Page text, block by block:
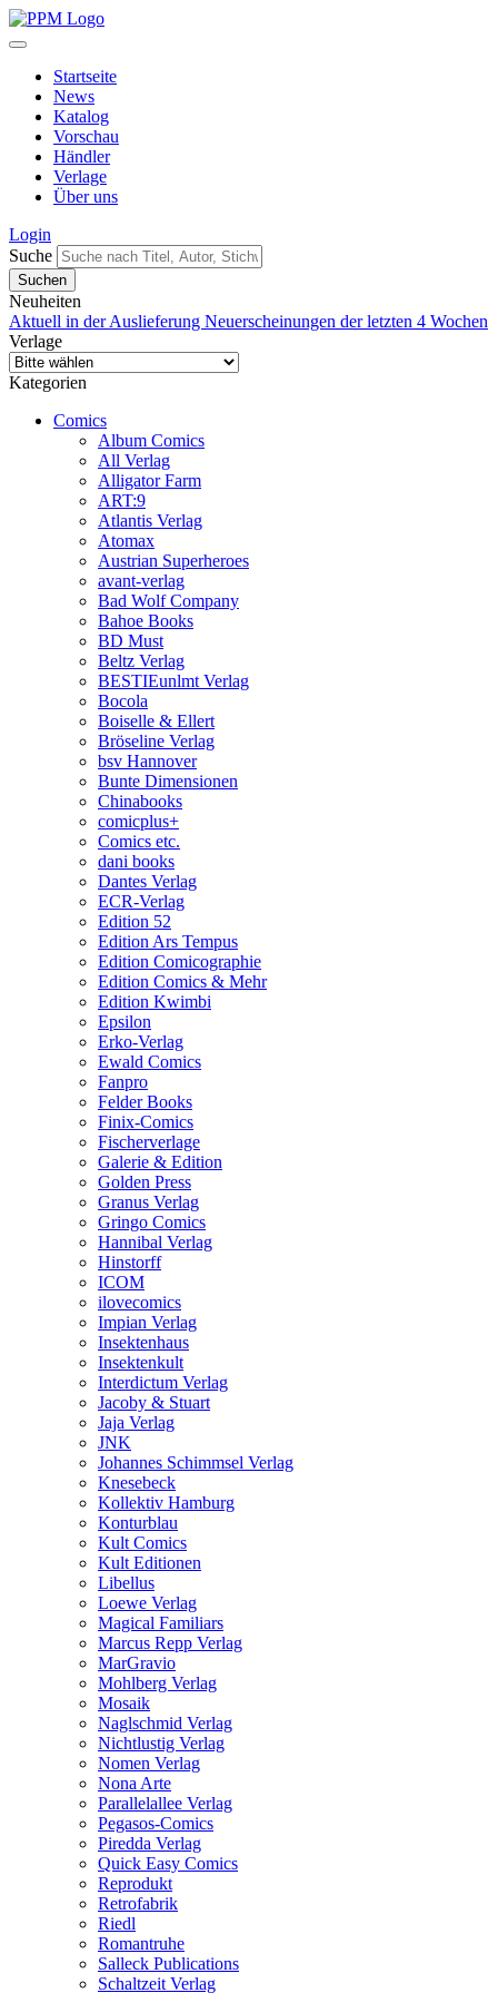
Startseite
News
Katalog
Vorschau
Händler
Verlage
Über uns
Login
Suche
Neuheiten
Aktuell in der Auslieferung Neuerscheinungen der letzten 4 Wochen
Verlage
Kategorien
Comics
Album Comics
All Verlag
Alligator Farm
ART:9
Atlantis Verlag
Atomax
Austrian Superheroes
avant-verlag
Bad Wolf Company
Bahoe Books
BD Must
Beltz Verlag
BESTIEunlmt Verlag
Bocola
Boiselle & Ellert
Bröseline Verlag
bsv Hannover
Bunte Dimensionen
Chinabooks
comicplus+
Comics etc.
dani books
Dantes Verlag
ECR-Verlag
Edition 52
Edition Ars Tempus
Edition Comicographie
Edition Comics & Mehr
Edition Kwimbi
Epsilon
Erko-Verlag
Ewald Comics
Fanpro
Felder Books
Finix-Comics
Fischerverlage
Galerie & Edition
Golden Press
Granus Verlag
Gringo Comics
Hannibal Verlag
Hinstorff
ICOM
ilovecomics
Impian Verlag
Insektenhaus
Insektenkult
Interdictum Verlag
Jacoby & Stuart
Jaja Verlag
JNK
Johannes Schimmsel Verlag
Knesebeck
Kollektiv Hamburg
Konturblau
Kult Comics
Kult Editionen
Libellus
Loewe Verlag
Magical Familiars
Marcus Repp Verlag
MarGravio
Mohlberg Verlag
Mosaik
Naglschmid Verlag
Nichtlustig Verlag
Nomen Verlag
Nona Arte
Parallelallee Verlag
Pegasos-Comics
Piredda Verlag
Quick Easy Comics
Reprodukt
Retrofabrik
Riedl
Romantruhe
Salleck Publications
Schaltzeit Verlag